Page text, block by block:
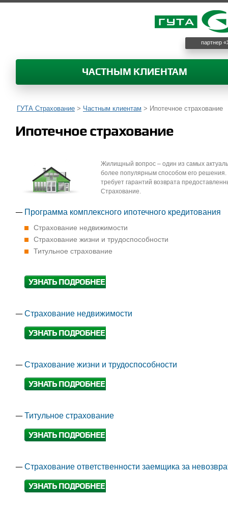
партнер
ЧАСТНЫМ КЛИЕНТАМ
ГУТА Страхование > Частным клиентам > Ипотечное страхование
Ипотечное страхование
Жилищный вопрос – один из самых
более популярным способом его решения.
требует гарантий возврата
Страхование.
Программа комплексного ипотечного кредитования
Страхование недвижимости
Страхование жизни и трудоспособности
Титульное страхование
УЗНАТЬ ПОДРОБНЕЕ
Страхование недвижимости
УЗНАТЬ ПОДРОБНЕЕ
Страхование жизни и трудоспособности
УЗНАТЬ ПОДРОБНЕЕ
Титульное страхование
УЗНАТЬ ПОДРОБНЕЕ
Страхование ответственности заемщика за
УЗНАТЬ ПОДРОБНЕЕ